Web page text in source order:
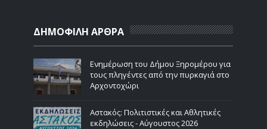
ΔΗΜΟΦΙΛΗ ΑΡΘΡΑ
Ενημέρωση του Δήμου Ξηρομέρου για
τους πληγέντες από την πυρκαγιά στο
Αρχοντοχώρι
Αστακός: Πολιτιστικές και Αθλητικές
εκδηλώσεις - Αύγουστος 2026